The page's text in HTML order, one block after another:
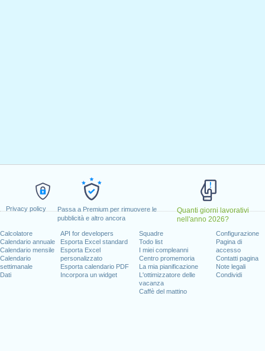
Privacy policy
Passa a Premium per rimuovere le
pubblicità e altro ancora
Quanti giorni lavorativi
nell'anno 2026?
Calcolatore
Calendario annuale
Calendario mensile
Calendario
settimanale
Dati
API for developers
Esporta Excel standard
Esporta Excel
personalizzato
Esporta calendario PDF
Incorpora un widget
Squadre
Todo list
I miei compleanni
Centro promemoria
La mia pianificazione
L'ottimizzatore delle
vacanza
Caffè del mattino
Configurazione
Pagina di
accesso
Contatti pagina
Note legali
Condividi
2020
fine settimana
1 agosto, 2020
2020